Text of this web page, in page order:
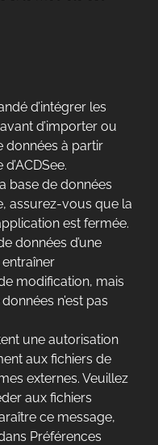
d’intégrer les
d’importer ou
données à partir
base de données
assurez-vous que la
est fermée.
données d’une
modification, mais
n’est pas
une autorisation
aux fichiers de
externes. Veuillez
aux fichiers
ce message,
Préférences